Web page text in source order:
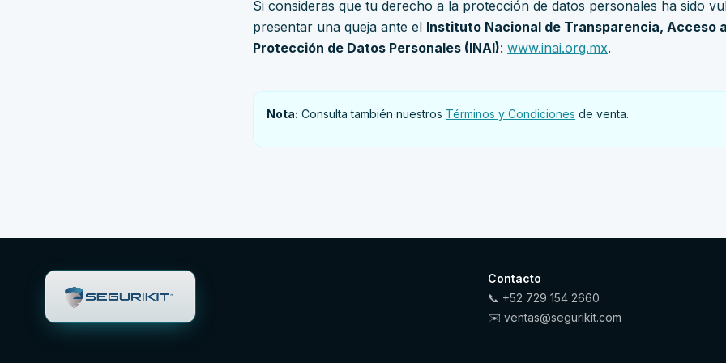
Si consideras que tu derecho a la protección de datos personales ha sido
presentar una queja ante el Instituto Nacional de Transparencia, Acceso
Protección de Datos Personales (INAI): www.inai.org.mx.
Nota: Consulta también nuestros Términos y Condiciones de venta.
Contacto
📞 +52 729 154 2660
✉️ ventas@segurikit.com